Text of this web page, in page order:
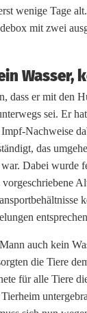
wenige Tage
mit zwei
Wasser,
dass er mit den
sei. Er
Nachweise
das
Dabei wurde
auch kein
die Tiere
für alle Tiere